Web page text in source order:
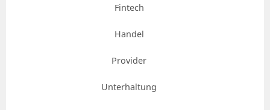
Fintech
Handel
Provider
Unterhaltung